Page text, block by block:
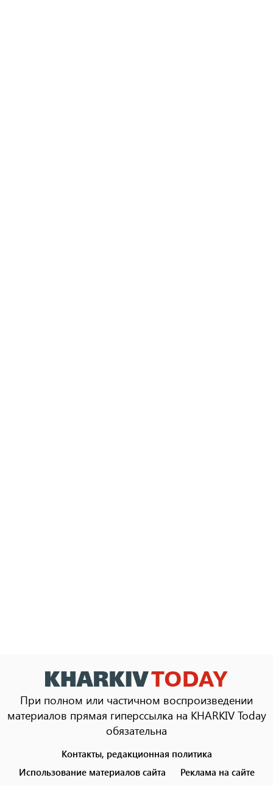
При полном или частичном воспроизведении
материалов прямая гиперссылка на KHARKIV Today
обязательна
menu
Контакты, редакционная политика
Использование материалов сайта
Реклама на сайте